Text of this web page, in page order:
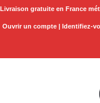
Aller
Livraison gratuite en France
Ouvrir un compte | Identifiez-